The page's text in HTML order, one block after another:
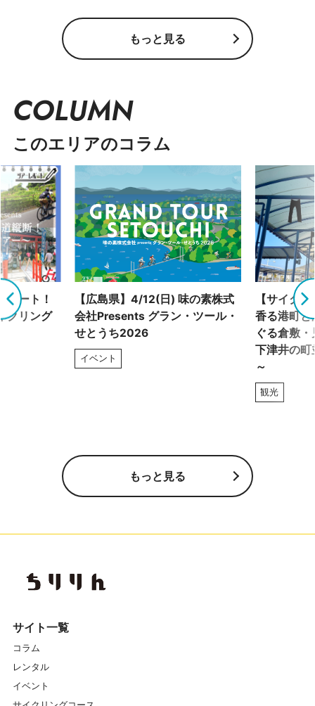
もっと見る
COLUMN
このエリアのコラム
ルート！
クリング
【広島県】4/12(日) 味の素株式
会社Presents グラン・ツール・
せとうち2026
イベント
【サイク
香る港町と
ぐる倉敷
下津井の町
～
観光
もっと見る
サイト一覧
コラム
レンタル
イベント